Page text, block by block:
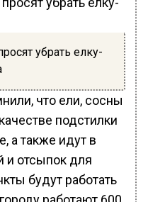
убрать елку-
что ели, сосны
подстилки
а также идут в
и отсыпок для
будут работать